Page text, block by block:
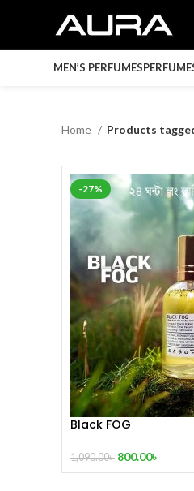
MEN’S PERFUMES
Home Products
-27%
Black FOG
1,090.00৳ 800.00৳